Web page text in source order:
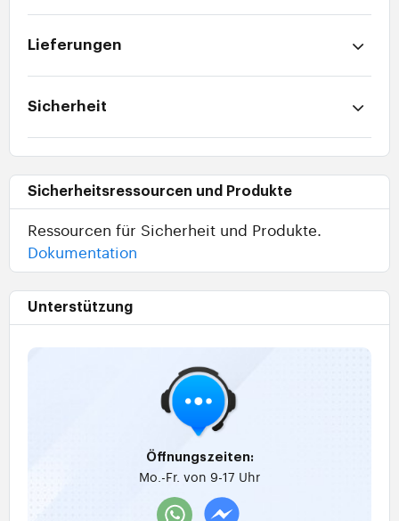
Lieferungen
Sicherheit
Sicherheitsressourcen und Produkte
Ressourcen für Sicherheit und Produkte.
Dokumentation
Unterstützung
Öffnungszeiten:
Mo.-Fr. von 9-17 Uhr